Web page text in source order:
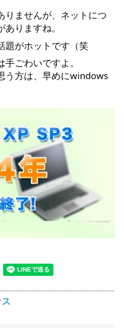
りませんが、ネットにつ
りますね。
題がホットです（笑
ごわいですよ。
う方は、早めにwindows
ス